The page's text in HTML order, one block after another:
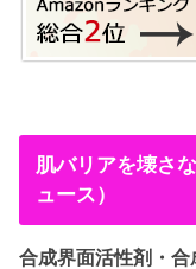
肌バリアを壊さ
ュース）
合成界面活性剤・